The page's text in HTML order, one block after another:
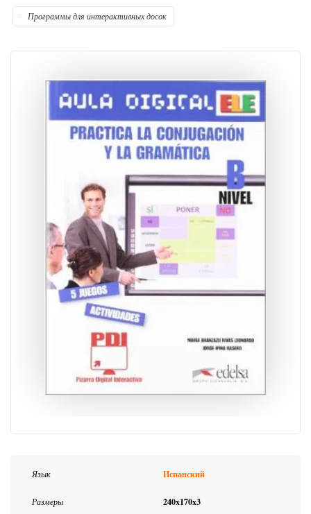
Программы для интерактивных досок
Язык Испанский
Размеры 240x170x3